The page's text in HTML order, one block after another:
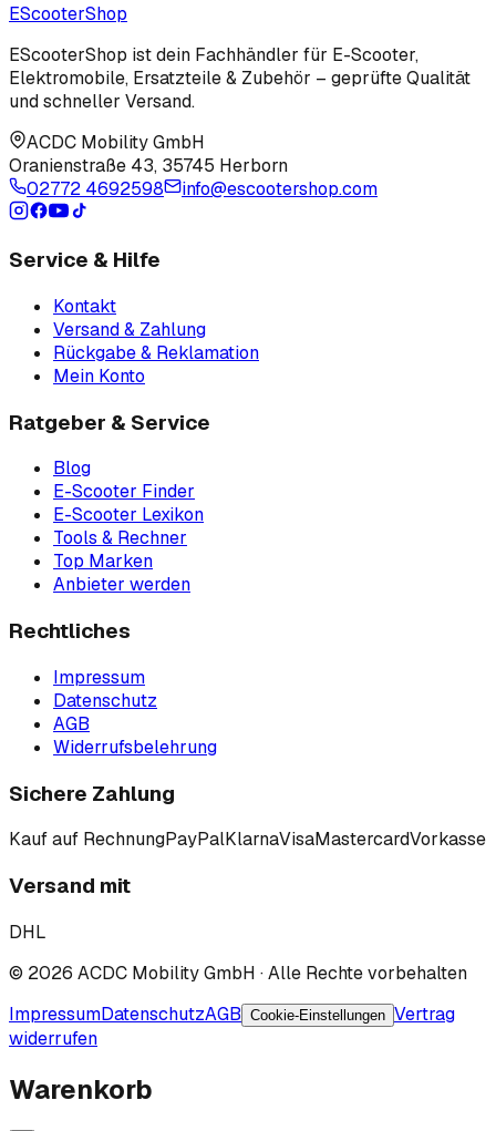
EScooterShop
EScooterShop ist dein Fachhändler für E-Scooter,
Elektromobile, Ersatzteile & Zubehör – geprüfte Qualität
und schneller Versand.
ACDC Mobility GmbH
Oranienstraße 43, 35745 Herborn
02772 4692598
info@escootershop.com
Service & Hilfe
Kontakt
Versand & Zahlung
Rückgabe & Reklamation
Mein Konto
Ratgeber & Service
Blog
E-Scooter Finder
E-Scooter Lexikon
Tools & Rechner
Top Marken
Anbieter werden
Rechtliches
Impressum
Datenschutz
AGB
Widerrufsbelehrung
Sichere Zahlung
Kauf auf RechnungPayPalKlarnaVisaMastercardVorkasse
Versand mit
DHL
© 2026 ACDC Mobility GmbH · Alle Rechte vorbehalten
ImpressumDatenschutzAGB Cookie-Einstellungen Vertrag
widerrufen
Warenkorb